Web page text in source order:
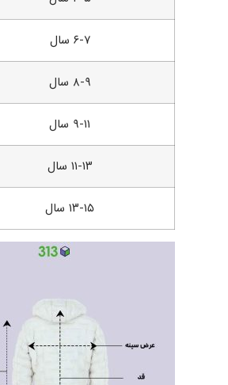
۶-۷ سال
۸-۹ سال
۹-۱۱ سال
۱۱-۱۳ سال
۱۳-۱۵ سال